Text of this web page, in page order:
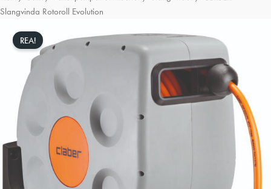
Slangvinda Rotoroll Evolution
REA!